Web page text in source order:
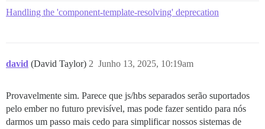
Handling the 'component-template-resolving' deprecation
david (David Taylor) Junho 13, 2025, 10:19am
2
Provavelmente sim. Parece que js/hbs separados serão suportados
pelo ember no futuro previsível, mas pode fazer sentido para nós
darmos um passo mais cedo para simplificar nossos sistemas de